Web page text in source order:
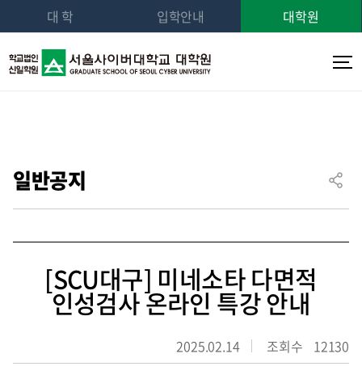
대 학 입학안내 대학원
일반공지
[SCU대구] 미네소타 다면적
인성검사 온라인 특강 안내
2025.02.14 조회수 12130